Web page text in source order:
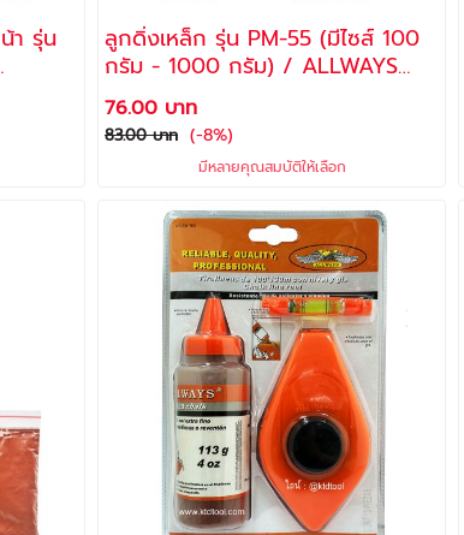
า รุ่น
ลูกดิ่งเหล็ก รุ่น PM-55 (มีไซส์ 100
กรัม - 1000 กรัม) / ALLWAYS
(ส่งคละสี)
76.00 บาท
83.00 บาท (-8%)
มีหลายคุณสมบัติให้เลือก